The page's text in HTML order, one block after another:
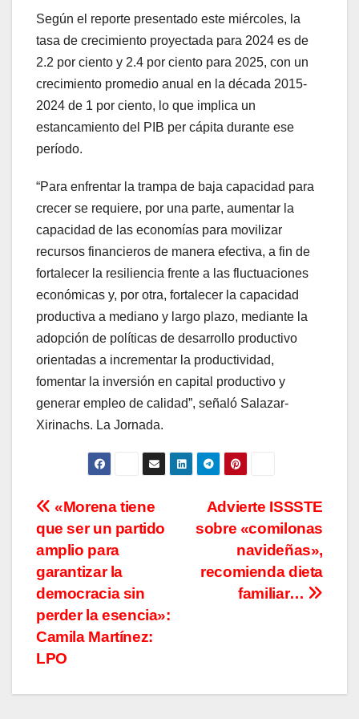
Según el reporte presentado este miércoles, la
tasa de crecimiento proyectada para 2024 es de
2.2 por ciento y 2.4 por ciento para 2025, con un
crecimiento promedio anual en la década 2015-
2024 de 1 por ciento, lo que implica un
estancamiento del PIB per cápita durante ese
período.
“Para enfrentar la trampa de baja capacidad para
crecer se requiere, por una parte, aumentar la
capacidad de las economías para movilizar
recursos financieros de manera efectiva, a fin de
fortalecer la resiliencia frente a las fluctuaciones
económicas y, por otra, fortalecer la capacidad
productiva a mediano y largo plazo, mediante la
adopción de políticas de desarrollo productivo
orientadas a incrementar la productividad,
fomentar la inversión en capital productivo y
generar empleo de calidad”, señaló Salazar-
Xirinachs. La Jornada.
Navegación
de
entradas
Advierte ISSSTE
sobre «comilonas
navideñas»,
recomienda dieta
familiar…
«Morena tiene
que ser un partido
amplio para
garantizar la
democracia sin
perder la esencia»:
Camila Martínez:
LPO